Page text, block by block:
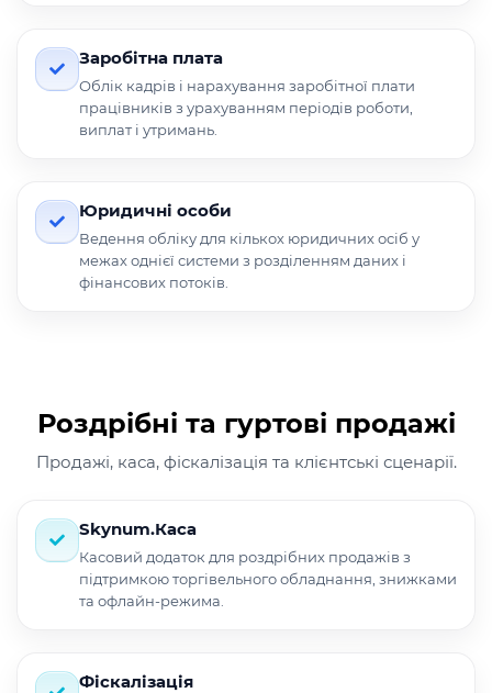
Заробітна плата
Облік кадрів і нарахування заробітної плати
працівників з урахуванням періодів роботи,
виплат і утримань.
Юридичні особи
Ведення обліку для кількох юридичних осіб у
межах однієї системи з розділенням даних і
фінансових потоків.
Роздрібні та гуртові продажі
Продажі, каса, фіскалізація та клієнтські сценарії.
Skynum.Каса
Касовий додаток для роздрібних продажів з
підтримкою торгівельного обладнання, знижками
та офлайн-режима.
Фіскалізація